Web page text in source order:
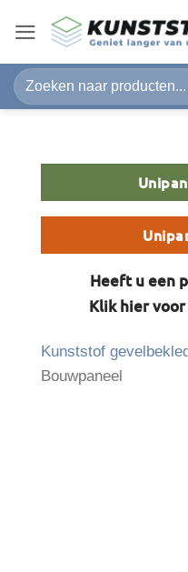
naar
inhoud
Zoeken
naar:
Heeft u een
Klik hier
Kunststof
Bouwpaneel